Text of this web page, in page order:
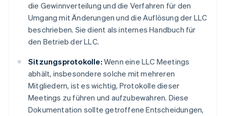
die Gewinnverteilung und die Verfahren für den
Umgang mit Änderungen und die Auflösung der LLC
beschrieben. Sie dient als internes Handbuch für
den Betrieb der LLC.
Sitzungsprotokolle: Wenn eine LLC Meetings
abhält, insbesondere solche mit mehreren
Mitgliedern, ist es wichtig, Protokolle dieser
Meetings zu führen und aufzubewahren. Diese
Dokumentation sollte getroffene Entscheidungen,